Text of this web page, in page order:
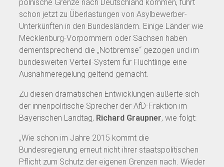
polnische Grenze nach Deutschland kommen, führt
schon jetzt zu Überlastungen von Asylbewerber-
Unterkünften in den Bundesländern. Einige Länder wie
Mecklenburg-Vorpommern oder Sachsen haben
dementsprechend die „Notbremse“ gezogen und im
bundesweiten Verteil-System für Flüchtlinge eine
Ausnahmeregelung geltend gemacht.
Zu diesen dramatischen Entwicklungen äußerte sich
der innenpolitische Sprecher der AfD-Fraktion im
Bayerischen Landtag, Richard Graupner, wie folgt:
„Wie schon im Jahre 2015 kommt die
Bundesregierung erneut nicht ihrer staatspolitischen
Pflicht zum Schutz der eigenen Grenzen nach. Wieder